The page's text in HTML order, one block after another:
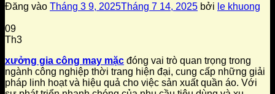
Đăng vào Tháng 3 9, 2025Tháng 7 14, 2025 bởi le khuong
09
Th3
xưởng gia công may mặc đóng vai trò quan trọng trong
ngành công nghiệp thời trang hiện đại, cung cấp những giải
pháp linh hoạt và hiệu quả cho việc sản xuất quần áo. Với